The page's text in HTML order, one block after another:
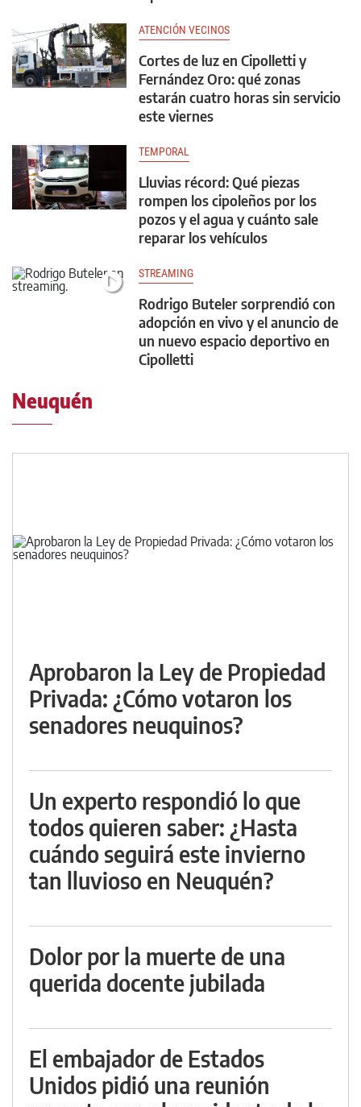
ATENCIÓN VECINOS
Cortes de luz en Cipolletti y
Fernández Oro: qué zonas
estarán cuatro horas sin servicio
este viernes
TEMPORAL
Lluvias récord: Qué piezas
rompen los cipoleños por los
pozos y el agua y cuánto sale
reparar los vehículos
STREAMING
Rodrigo Buteler sorprendió con
adopción en vivo y el anuncio de
un nuevo espacio deportivo en
Cipolletti
Neuquén
Aprobaron la Ley de Propiedad
Privada: ¿Cómo votaron los
senadores neuquinos?
Un experto respondió lo que
todos quieren saber: ¿Hasta
cuándo seguirá este invierno
tan lluvioso en Neuquén?
Dolor por la muerte de una
querida docente jubilada
El embajador de Estados
Unidos pidió una reunión